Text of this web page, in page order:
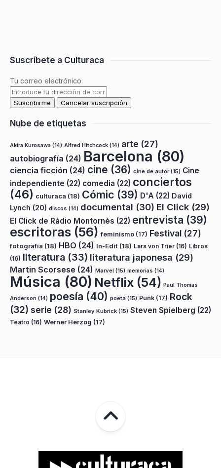
Suscríbete a Culturaca
Tu correo electrónico:
Nube de etiquetas
Akira Kurosawa (14) Alfred Hitchcock (14) arte (27)
autobiografía (24) Barcelona (80)
ciencia ficción (24) cine (36) cine de autor(15) Cine
independiente (22) comedia (22) conciertos
(46) culturaca (18) Cómic (39) D'A (22) David
Lynch (20) discos (14) documental (30) El Click (29)
El Click de Ràdio Montornès (22) entrevista (39)
escritoras (56) feminismo (17) Festival (27)
fotografía (18) HBO (24) In-Edit (18) Lars von Trier (16) Libros
(16) literatura (33) literatura japonesa (29)
Martin Scorsese (24) Marvel (15) memorias (14)
Música (80) Netflix (54) Paul Thomas
Anderson (14) poesía (40) poeta (15) Punk (17) Rock
(32) serie (28) Stanley Kubrick (15) Steven Spielberg (22)
Teatro (16) Werner Herzog (17)